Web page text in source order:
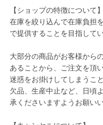
【ショップの特徴について】
在庫を絞り込んで在庫負担
で提供することを目指してい
大部分の商品がお客様から
あることから、ご注文を頂
迷惑をお掛けしてしまうこ
欠品、生産中止など、日頃
承くださいますようお願い